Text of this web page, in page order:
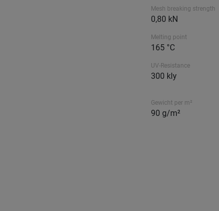
Mesh breaking strength
0,80 kN
Melting point
165 °C
UV-Resistance
300 kly
Gewicht per m²
90 g/m²